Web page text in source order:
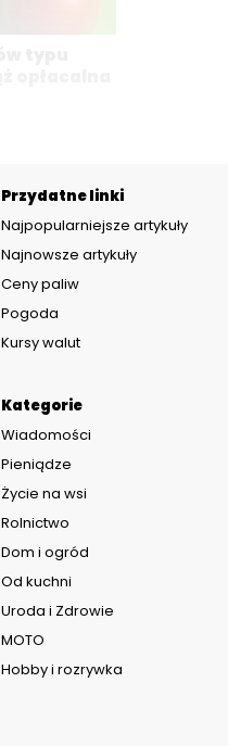
Kategorie
Wiadomości
Pieniądze
Życie na wsi
Rolnictwo
Dom i ogród
Od kuchni
Uroda i Zdrowie
MOTO
Hobby i rozrywka
Przydatne linki
Najpopularniejsze artykuły
Najnowsze artykuły
Ceny paliw
Pogoda
Kursy walut